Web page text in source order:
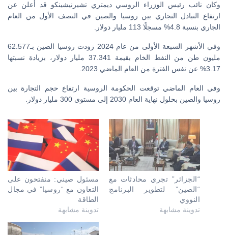
وكان نائب رئيس الوزراء الروسي ديمتري تشيرنيشينكو قد أعلن عن
ارتفاع التبادل التجاري بين روسيا والصين في النصف الأول من العام
الجاري بنسبة 4.8% مسجلًا 113 مليار دولار.
وفي الأشهر السبعة الأولى من عام 2024 زودت روسيا الصين بـ62.577
مليون طن من النفط الخام بقيمة 37.341 مليار دولار، بزيادة نسبتها
3.17% عن نفس الفترة من العام الماضي 2023.
وفي العام الماضي توقعت الحكومة الروسية ارتفاع حجم التجارة بين
روسيا والصين بحلول نهاية العام 2030 إلى مستوى 300 مليار دولار.
مسئول صيني: منفتحون على
التعاون مع “روسيا” في مجال
الطاقة
تدوينة مشابهة
“الجزائر” تجري محادثات مع
“الصين” لتطوير البرنامج
النووي
تدوينة مشابهة